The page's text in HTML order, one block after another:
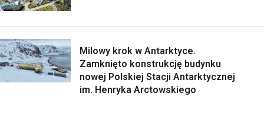
Milowy krok w Antarktyce.
Zamknięto konstrukcję budynku
nowej Polskiej Stacji Antarktycznej
im. Henryka Arctowskiego